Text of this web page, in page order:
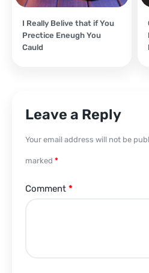
I Really Belive that if You
Prectice Eneugh You
Cauld
Leave a Reply
Your email address will not be
marked *
Comment *